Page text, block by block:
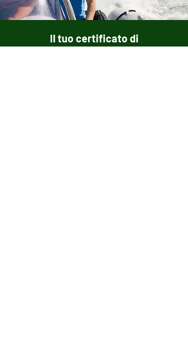
Il tuo certificato di